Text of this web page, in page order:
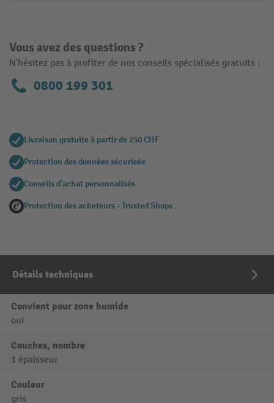
Vous avez des questions ?
N'hésitez pas à profiter de nos conseils spécialisés gratuits :
0800 199 301
Livraison gratuite à partir de 250 CHF
Protection des données sécurisée
Conseils d'achat personnalisés
Protection des acheteurs - Trusted Shops
Détails techniques
Convient pour zone humide
oui
Couches, nombre
1 épaisseur
Couleur
gris